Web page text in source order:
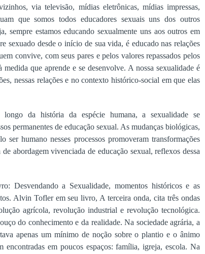
via televisão, mídias eletrônicas, mídias impressas,
que somos todos educadores sexuais uns dos outros
sempre estamos educando sexualmente uns aos outros em
sexuado desde o início de sua vida, é educado nas relações
convive, com seus pares e pelos valores repassados pelos
que aprende e se desenvolve. A nossa sexualidade é
nessas relações e no contexto histórico-social em que elas
longo da história da espécie humana, a sexualidade se
permanentes de educação sexual. As mudanças biológicas,
ser humano nesses processos promoveram transformações
abordagem vivenciada de educação sexual, reflexos dessa
Desvendando a Sexualidade, momentos históricos e as
Alvin Tofler em seu livro, A terceira onda, cita três ondas
agrícola, revolução industrial e revolução tecnológica.
do conhecimento e da realidade. Na sociedade agrária, a
apenas um mínimo de noção sobre o plantio e o ânimo
encontradas em poucos espaços: família, igreja, escola. Na